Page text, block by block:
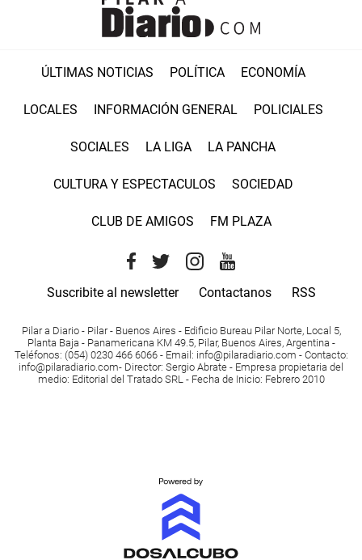
ÚLTIMAS NOTICIAS POLÍTICA ECONOMÍA
LOCALES INFORMACIÓN GENERAL POLICIALES
SOCIALES LA LIGA LA PANCHA
CULTURA Y ESPECTACULOS SOCIEDAD
CLUB DE AMIGOS FM PLAZA
Suscribite al newsletter Contactanos RSS
Pilar a Diario - Pilar - Buenos Aires - Edificio Bureau Pilar Norte, Local 5,
Planta Baja - Panamericana KM 49.5, Pilar, Buenos Aires, Argentina -
Teléfonos: (054) 0230 466 6066 - Email: info@pilaradiario.com - Contacto:
info@pilaradiario.com- Director: Sergio Abrate - Empresa propietaria del
medio: Editorial del Tratado SRL - Fecha de Inicio: Febrero 2010